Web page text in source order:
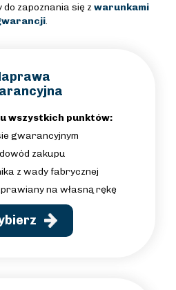
zapoznania się z warunkami
.
wszystkich punktów:
gwarancyjnym
zakupu
z wady fabrycznej
na własną rękę